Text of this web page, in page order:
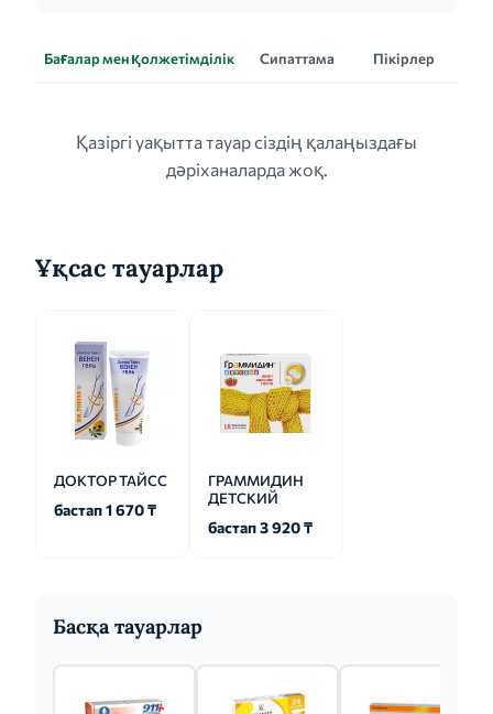
Бағалар мен қолжетімділік Сипаттама Пікірлер
Қазіргі уақытта тауар сіздің қалаңыздағы
дәріханаларда жоқ.
Ұқсас тауарлар
ДОКТОР ТАЙСС
бастап 1 670 ₸
ГРАММИДИН
ДЕТСКИЙ
бастап 3 920 ₸
Басқа тауарлар